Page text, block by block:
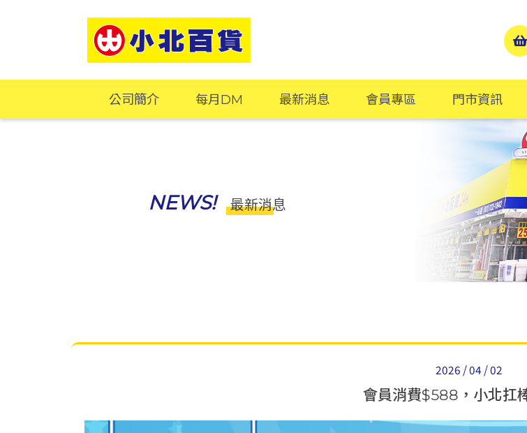
公司簡介 每月DM 最新消息 會員專區 門市資訊
NEWS! 最新消息
2026 / 04 / 02
會員消費$588，小北扛